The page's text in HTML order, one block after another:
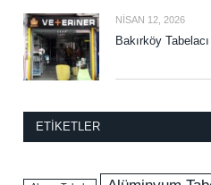
NISAN 12, 2026
Bakırköy
ETIKETLER